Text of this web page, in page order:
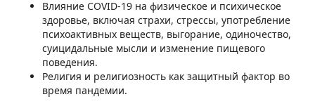
Влияние COVID-19 на физическое и психическое
здоровье, включая страхи, стрессы, употребление
психоактивных веществ, выгорание, одиночество,
суицидальные мысли и изменение пищевого
поведения.
Религия и религиозность как защитный фактор во
время пандемии.